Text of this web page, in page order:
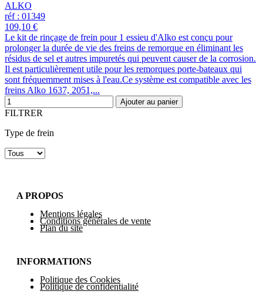
ALKO
réf : 01349
109,10 €
Le kit de rinçage de frein pour 1 essieu d'Alko est conçu pour
prolonger la durée de vie des freins de remorque en éliminant les
résidus de sel et autres impuretés qui peuvent causer de la corrosion.
Il est particulièrement utile pour les remorques porte-bateaux qui
sont fréquemment mises à l'eau.Ce système est compatible avec les
freins Alko 1637, 2051,...
Ajouter au panier
FILTRER
Type de frein
A PROPOS
Mentions légales
Conditions générales de vente
Plan du site
INFORMATIONS
Politique des Cookies
Politique de confidentialité